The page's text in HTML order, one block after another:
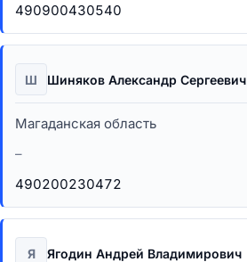
490900430540
Ш Шиняков Александр Сергеевич
Магаданская область
–
490200230472
Я Ягодин Андрей Владимирович